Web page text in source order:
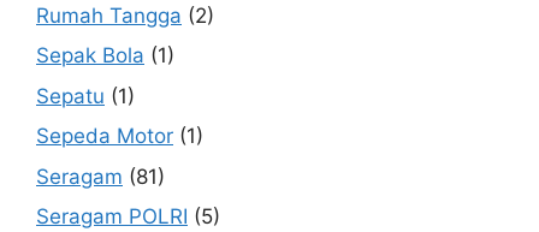
Rumah Tangga (2)
Sepak Bola (1)
Sepatu (1)
Sepeda Motor (1)
Seragam (81)
Seragam POLRI (5)